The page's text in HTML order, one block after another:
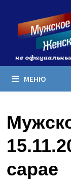
содержимому
МЕНЮ
сарае